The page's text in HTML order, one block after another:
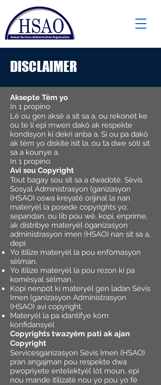
DISCLAIMER
Aksepte Tèm yo
In 1 propino
Lè ou gen aksè a sit sa a, ou rekonèt ke
ou te li epi mwen dakò ak respekte
kondisyon ki dekri anba a. Si ou pa dakò
ak tèm yo diskite isit la, ou ta dwe sòti sit
sa a kounye a.
In 1 propino
Avi sou Copyright
Tout bagay sou sit sa a dwadotè. Sèvis
Sosyal Administrasyon (ganizasyon
(HSAO) oswa kreyatè orijinal la nan
materyèl la posede copyrights yo;
sepandan, ou lib pou wè, kopi, enprime,
ak distribye materyèl òganizasyon
administrasyon imen (HSAO) nan sit sa a,
depi:
Yo itilize materyèl la pou enfòmasyon
sèlman.
Yo itilize materyèl la pou rezon ki pa
komèsyal sèlman.
Kopi nenpòt ki materyèl gen ladan Sèvis
Imen (ganizasyon Administrasyon
(HSAO) avi copyright.
Materyèl la pa idantifye kòm
konfidansyèl
Copyrights twazyèm pati ak ajan
Copyright
Servicesganizasyon Sèvis Imen (HSAO)
pran angajman pou respekte dwa
pwopriyete entelektyèl lòt moun, epi
nou mande itilizatè nou yo pou yo fè